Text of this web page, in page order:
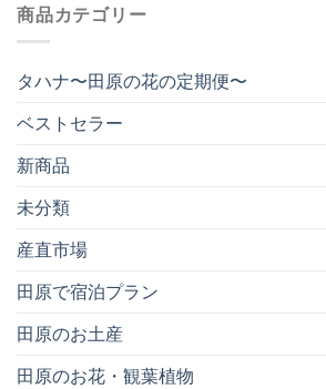
商品カテゴリー
タハナ〜田原の花の定期便〜
ベストセラー
新商品
未分類
産直市場
田原で宿泊プラン
田原のお土産
田原のお花・観葉植物